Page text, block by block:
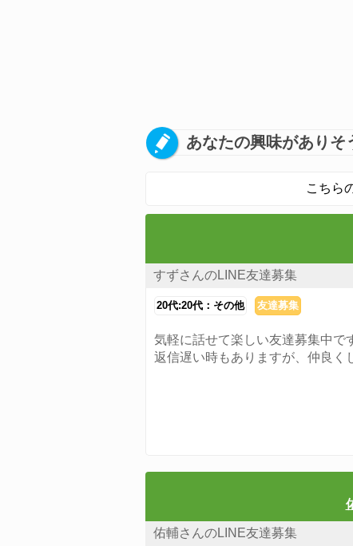
あなたの興味がありそ
こちら
すずさんのLINE友達募集
20代:20代：その他 友達募集
気軽に話せて楽しい友達募集中で
返信遅い時もありますが、仲良く
佑輔さんのLINE友達募集